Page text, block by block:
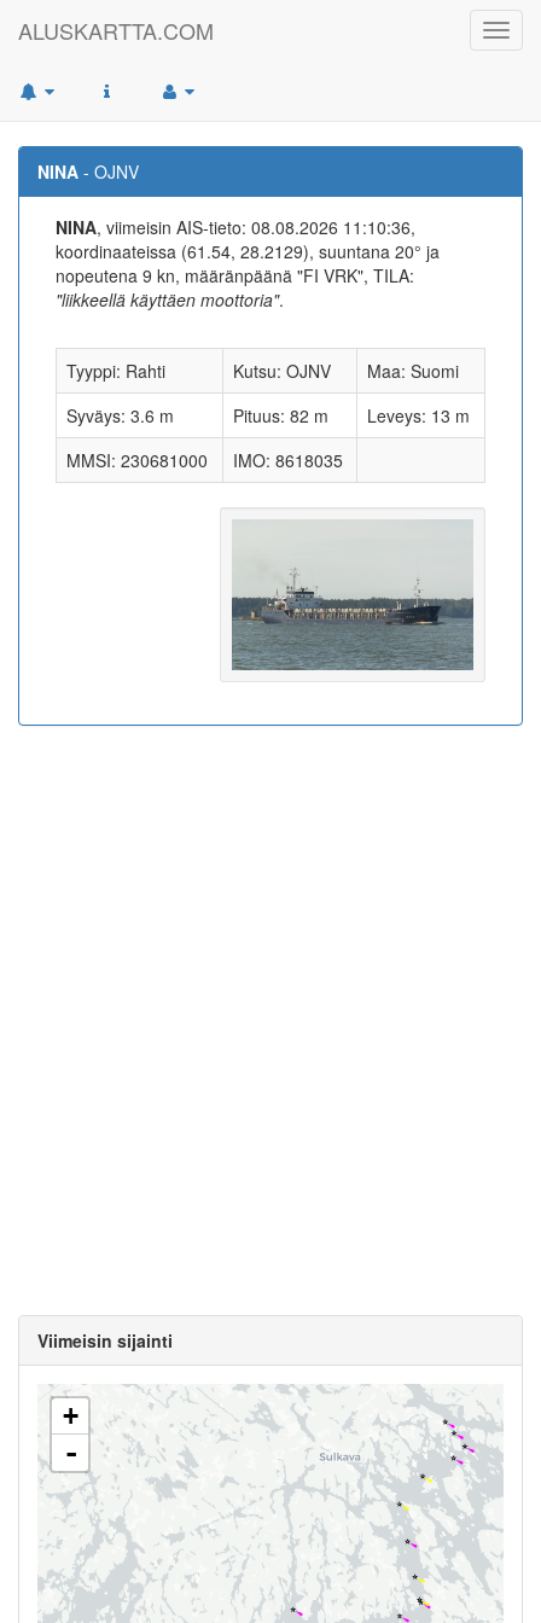
ALUSKARTTA.COM
NINA - OJNV
NINA, viimeisin AIS-tieto: 08.08.2026 11:10:36,
koordinaateissa (61.54, 28.2129), suuntana 20° ja
nopeutena 9 kn, määränpäänä "FI VRK", TILA:
"liikkeellä käyttäen moottoria".
Tyyppi: Rahti Kutsu: OJNV
Maa: Suomi
Syväys: 3.6 m
Pituus: 82 m
Leveys: 13 m
MMSI: 230681000
IMO: 8618035
Viimeisin sijainti
+
-